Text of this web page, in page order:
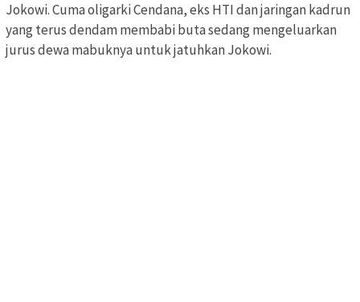
Jokowi. Cuma oligarki Cendana, eks HTI dan jaringan kadrun
yang terus dendam membabi buta sedang mengeluarkan
jurus dewa mabuknya untuk jatuhkan Jokowi.